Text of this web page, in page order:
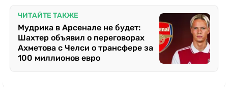
ЧИТАЙТЕ ТАКЖЕ
Мудрика в Арсенале не будет:
Шахтер объявил о переговорах
Ахметова с Челси о трансфере за
100 миллионов евро